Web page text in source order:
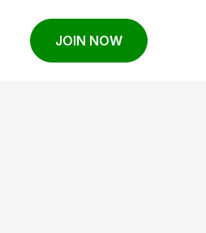
JOIN NOW